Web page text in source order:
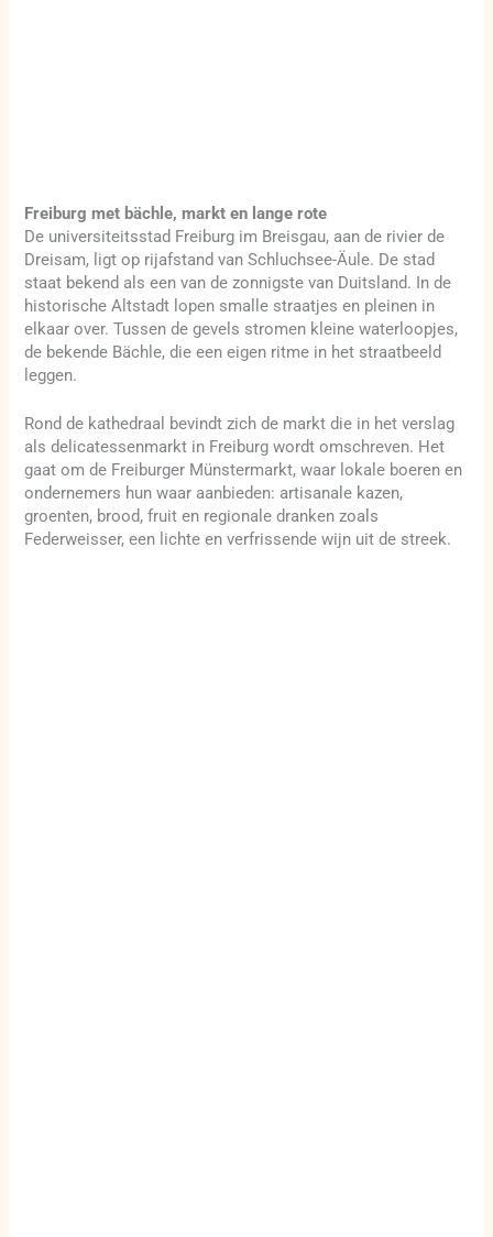
Freiburg met bächle, markt en lange rote
De universiteitsstad Freiburg im Breisgau, aan de rivier de
Dreisam, ligt op rijafstand van Schluchsee-Äule. De stad
staat bekend als een van de zonnigste van Duitsland. In de
historische Altstadt lopen smalle straatjes en pleinen in
elkaar over. Tussen de gevels stromen kleine waterloopjes,
de bekende Bächle, die een eigen ritme in het straatbeeld
leggen.
Rond de kathedraal bevindt zich de markt die in het verslag
als delicatessenmarkt in Freiburg wordt omschreven. Het
gaat om de Freiburger Münstermarkt, waar lokale boeren en
ondernemers hun waar aanbieden: artisanale kazen,
groenten, brood, fruit en regionale dranken zoals
Federweisser, een lichte en verfrissende wijn uit de streek.